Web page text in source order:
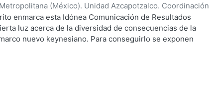
(México). Unidad Azcapotzalco. Coordinación
,2015-12-09)Cernichiaro Reyna, Christopher
enmarca esta Idónea Comunicación de Resultados
luz acerca de la diversidad de consecuencias de la
nuevo keynesiano. Para conseguirlo se exponen